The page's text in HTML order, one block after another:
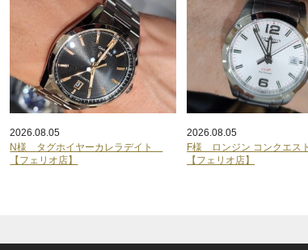
2026.08.05
N様 タグホイヤーカレラデイト
【フェリオ店】
2026.08.05
F様 ロンジン コンクエス
【フェリオ店】